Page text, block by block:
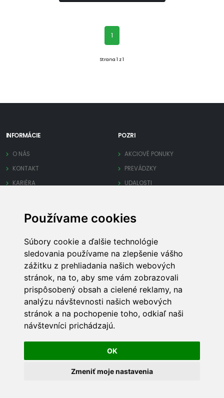
Používame cookies
Súbory cookie a ďalšie technológie
sledovania používame na zlepšenie vášho
zážitku z prehliadania našich webových
stránok, na to, aby sme vám zobrazovali
prispôsobený obsah a cielené reklamy, na
analýzu návštevnosti našich webových
stránok a na pochopenie toho, odkiaľ naši
návštevníci prichádzajú.
OK
Zmeniť moje nastavenia
1
Strana 1 z 1
INFORMÁCIE
O NÁS
KONTAKT
KARIÉRA
POZRI
AKCIOVÉ PONUKY
PREVÁDZKY
UDALOSTI
PRE FIRMY
PRIDAJ FIRMU
SPRAVUJ FIRMU
OBCHODNÉ PODMIENKY
INÉ
MAPA STRÁNKY
REKLAMA
TECHNICKÁ PODPORA